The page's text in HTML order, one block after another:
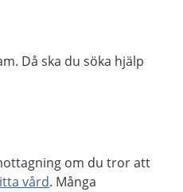
Då ska du söka hjälp
om du tror att
vård. Många